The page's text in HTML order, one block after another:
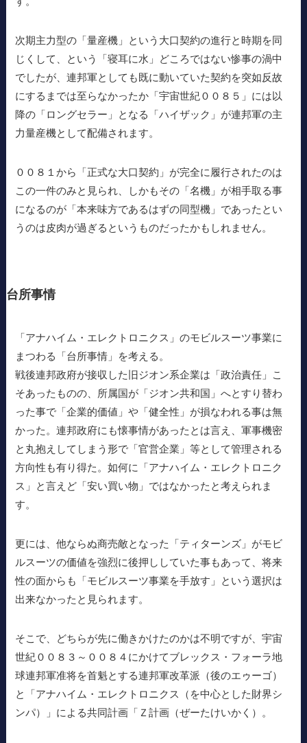
次期主力型の「量産機」という大口契約の進行と時期を同
じくして、という「寝耳に水」どころではない惨事の渦中
でしたが、連邦軍としても既に動いていた契約を突如反故
にするまでは至らなかったか「宇宙世紀００８５」には以
降の「ロングセラー」となる「ハイザック」が連邦軍の主
力量産機として配備されます。
００８１から「正式な大口契約」が完全に履行されたのは
この一件のみと見られ、しかもその「名機」が相手取る事
になるのが「本来味方であるはずの同型機」であったとい
うのは皮肉が過ぎるというものだったかもしれません。
台所事情
「アナハイム・エレクトロニクス」のモビルスーツ事業に
まつわる「台所事情」を考える。
戦後連邦政府が接収した旧ジオン系企業は「政治責任」こ
そあったものの、所属国が「ジオン共和国」へとすり替わ
った事で「企業的価値」や「健全性」が損なわれる事は無
かった。連邦政府にも懐事情があったとは言え、軍事機密
と丸抱えしてしまう形で「官営企業」等として管理される
方向性も有り得た。如何に「アナハイム・エレクトロニク
ス」と言えど「安い買い物」ではなかったと考えられま
す。
更には、他ならぬ商売敵となった「ティターンズ」がモビ
ルスーツの価値を強烈に後押ししていた事もあって、将来
性の面からも「モビルスーツ事業を手放す」という選択は
出来なかったと見られます。
そこで、どちらが先に働きかけたのかは不明ですが、宇宙
世紀００８３～００８４にかけてブレックス・フォーラ地
球連邦軍准将を首魁とする連邦軍改革派（後のエゥーゴ）
と「アナハイム・エレクトロニクス（を中心とした財界シ
ンパ）」による共同計画「Ｚ計画（ぜーたけいかく）。